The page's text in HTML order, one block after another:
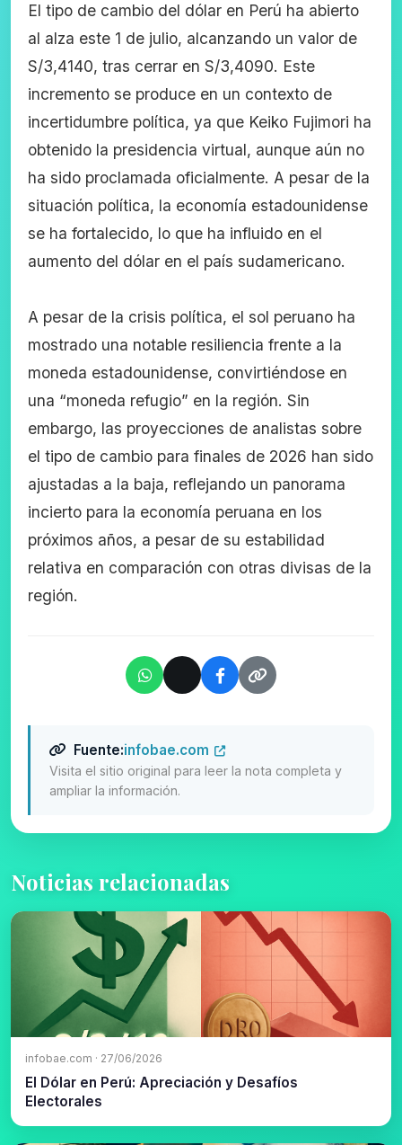
El tipo de cambio del dólar en Perú ha abierto
al alza este 1 de julio, alcanzando un valor de
S/3,4140, tras cerrar en S/3,4090. Este
incremento se produce en un contexto de
incertidumbre política, ya que Keiko Fujimori ha
obtenido la presidencia virtual, aunque aún no
ha sido proclamada oficialmente. A pesar de la
situación política, la economía estadounidense
se ha fortalecido, lo que ha influido en el
aumento del dólar en el país sudamericano.
A pesar de la crisis política, el sol peruano ha
mostrado una notable resiliencia frente a la
moneda estadounidense, convirtiéndose en
una “moneda refugio” en la región. Sin
embargo, las proyecciones de analistas sobre
el tipo de cambio para finales de 2026 han sido
ajustadas a la baja, reflejando un panorama
incierto para la economía peruana en los
próximos años, a pesar de su estabilidad
relativa en comparación con otras divisas de la
región.
Fuente:infobae.com
Visita el sitio original para leer la nota completa y
ampliar la información.
Noticias relacionadas
infobae.com · 27/06/2026
El Dólar en Perú: Apreciación y Desafíos
Electorales